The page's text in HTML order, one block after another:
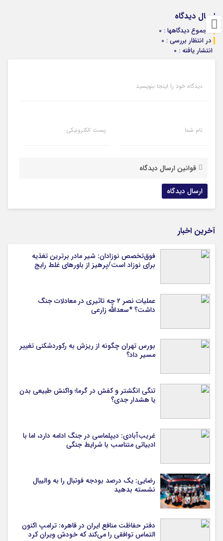
ارسال دیدگاه
مجموع دیدگاهها : 0
در انتظار بررسی : 0
انتشار یافته : 0
دیدگاه خود را اینجا بنویسید
نام شما پست الکترونیکی
قوانین ارسال دیدگاه
آخرین اخبار
فوق‌تخصص نوزادان: شیر مادر برترین تغذیه
برای نوزاد است/پرهیز از باورهای غلط رایج
عملیات نصر ۲ چه تاثیری در معادلات جنگ
داشت؟ *سعدالله زارعی
بورس تهران چگونه از ریزش به رکوردشکنی تغییر
مسیر داد؟
تنگی انگشتر و کفش در گرما؛ واکنش طبیعی بدن
یا هشدار جدی؟
غریب‌آبادی: دیپلماسی در جنگ ادامه دارد، اما با
ادبیاتی متناسب با شرایط جنگی
رضایی: یک درصد بودجه فوتبال را به والیبال
نشسته بدهید
دفتر حفاظت منافع ایران در قاهره: ترامپ اکنون
التماس توافقی را می‌کند که خودش ویران کرد